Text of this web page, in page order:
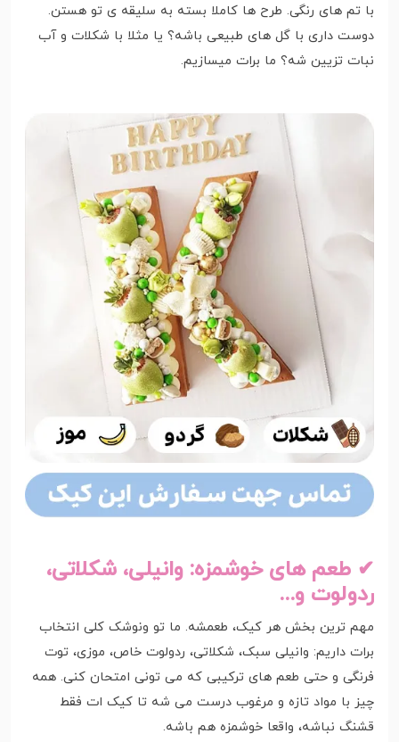
با تم های رنگی. طرح ها کاملا بسته به سلیقه ی تو هستن.
دوست داری با گل های طبیعی باشه؟ یا مثلا با شکلات و آب
نبات تزیین شه؟ ما برات میسازیم.
✔ طعم های خوشمزه: وانیلی، شکلاتی،
ردولوت و...
مهم ترین بخش هر کیک، طعمشه. ما تو ونوشک کلی انتخاب
برات داریم: وانیلی سبک، شکلاتی، ردولوت خاص، موزی، توت
فرنگی و حتی طعم های ترکیبی که می تونی امتحان کنی. همه
چیز با مواد تازه و مرغوب درست می شه تا کیک ات فقط
قشنگ نباشه، واقعا خوشمزه هم باشه.